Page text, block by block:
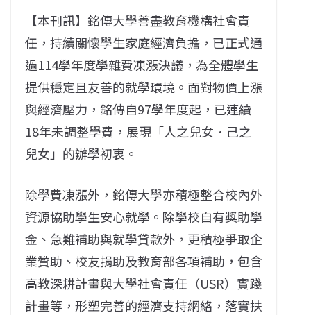
【本刊訊】銘傳大學善盡教育機構社會責
任，持續關懷學生家庭經濟負擔，已正式通
過114學年度學雜費凍漲決議，為全體學生
提供穩定且友善的就學環境。面對物價上漲
與經濟壓力，銘傳自97學年度起，已連續
18年未調整學費，展現「人之兒女．己之
兒女」的辦學初衷。
除學費凍漲外，銘傳大學亦積極整合校內外
資源協助學生安心就學。除學校自有獎助學
金、急難補助與就學貸款外，更積極爭取企
業贊助、校友捐助及教育部各項補助，包含
高教深耕計畫與大學社會責任（USR）實踐
計畫等，形塑完善的經濟支持網絡，落實扶